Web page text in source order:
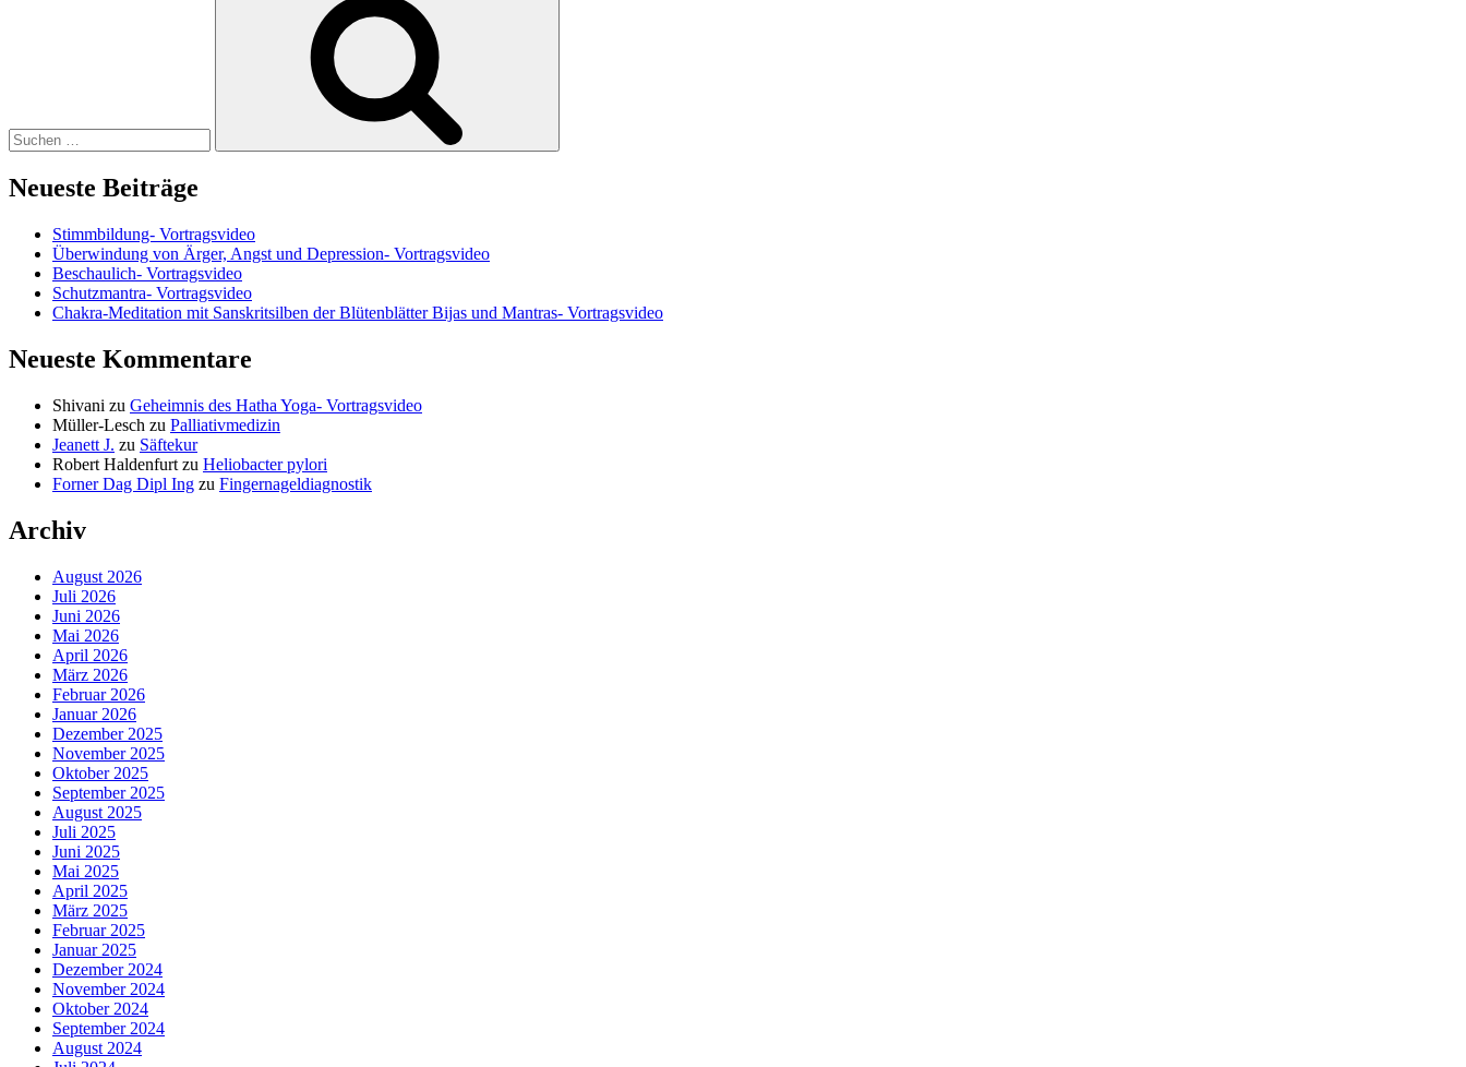
Neueste Beiträge
Stimmbildung- Vortragsvideo
Überwindung von Ärger, Angst und Depression- Vortragsvideo
Beschaulich- Vortragsvideo
Schutzmantra- Vortragsvideo
Chakra-Meditation mit Sanskritsilben der Blütenblätter Bijas und Mantras- Vortragsvideo
Neueste Kommentare
Shivani zu Geheimnis des Hatha Yoga- Vortragsvideo
Müller-Lesch zu Palliativmedizin
Jeanett J. zu Säftekur
Robert Haldenfurt zu Heliobacter pylori
Forner Dag Dipl Ing zu Fingernageldiagnostik
Archiv
August 2026
Juli 2026
Juni 2026
Mai 2026
April 2026
März 2026
Februar 2026
Januar 2026
Dezember 2025
November 2025
Oktober 2025
September 2025
August 2025
Juli 2025
Juni 2025
Mai 2025
April 2025
März 2025
Februar 2025
Januar 2025
Dezember 2024
November 2024
Oktober 2024
September 2024
August 2024